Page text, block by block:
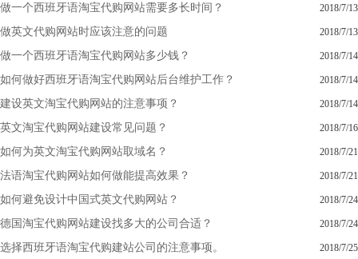
做一个西班牙语淘宝代购网站需要多长时间？ 2018/7/13
做英文代购网站时应该注意的问题 2018/7/13
做一个西班牙语淘宝代购网站多少钱？ 2018/7/14
如何做好西班牙语淘宝代购网站后台维护工作？ 2018/7/14
建设英文淘宝代购网站的注意事项？ 2018/7/14
英文淘宝代购网站建设常见问题？ 2018/7/16
如何为英文淘宝代购网站取域名？ 2018/7/21
法语淘宝代购网站如何做能提高效果？ 2018/7/21
如何避免设计中国式英文代购网站？ 2018/7/24
德国淘宝代购网站建设找多大的公司合适？ 2018/7/24
选择西班牙语淘宝代购建站公司的注意事项。 2018/7/25